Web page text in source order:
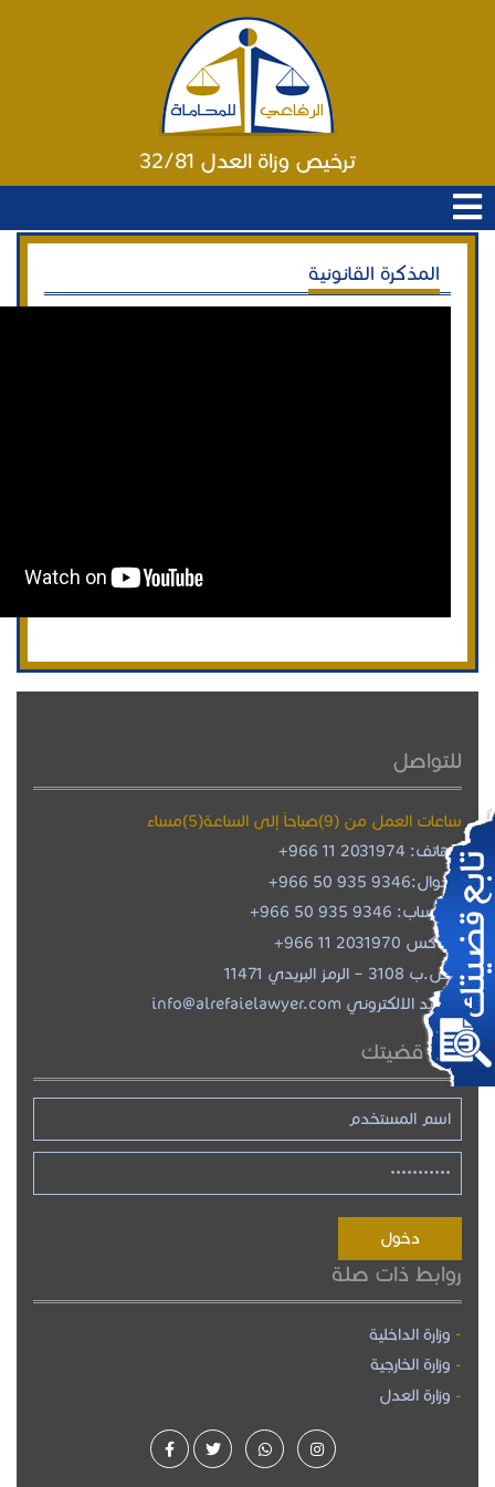
ترخيص وزاة العدل 32/81
المذكرة القانونية
للتواصل
ساعات العمل من (9)صباحاً إلى الساعة(5)مساءً
هاتف: 2031974 11 966+
جوال:+966 50 935 9346
واتساب: +966 50 935 9346
فاكس 2031970 11 966+
ص.ب 3108 – الرمز البريدي 11471
البريد الالكتروني info@alrefaielawyer.com
تابع قضيتك
روابط ذات صلة
وزارة الداخلية
وزارة الخارجية
وزارة العدل